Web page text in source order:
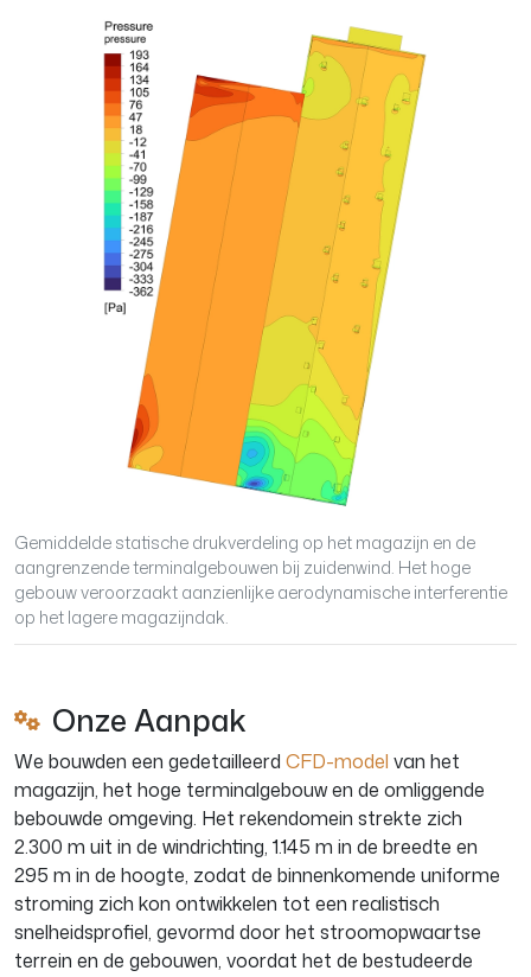
Gemiddelde statische drukverdeling op het magazijn en de
aangrenzende terminalgebouwen bij zuidenwind. Het hoge
gebouw veroorzaakt aanzienlijke aerodynamische interferentie
op het lagere magazijndak.
Onze Aanpak
We bouwden een gedetailleerd CFD-model van het
magazijn, het hoge terminalgebouw en de omliggende
bebouwde omgeving. Het rekendomein strekte zich
2.300 m uit in de windrichting, 1.145 m in de breedte en
295 m in de hoogte, zodat de binnenkomende uniforme
stroming zich kon ontwikkelen tot een realistisch
snelheidsprofiel, gevormd door het stroomopwaartse
terrein en de gebouwen, voordat het de bestudeerde